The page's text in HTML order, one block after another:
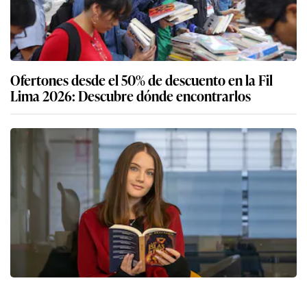
Ofertones desde el 50% de descuento en la Fil
Lima 2026: Descubre dónde encontrarlos